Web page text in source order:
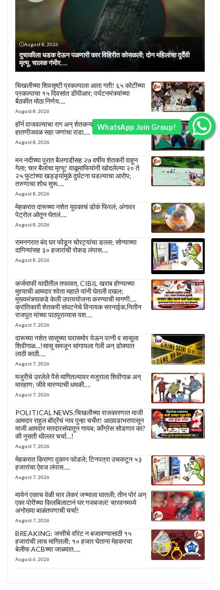
August 8, 2026
दुचाकीला धडक देऊन पळणारी कार विहिरीत कोसळली; दोन महिलांचा दुर्दैवी
मृत्यू, चालक गंभीर….
चिखलीच्या शिवसृष्टी प्रकल्पाला आता गती! ६५ कोटींच्या
प्रकल्पाचा १५ दिवसांत डीपीआर; पर्यटनमंत्र्यांच्या
बैठकीत मोठा निर्णय….
August 8, 2026
हॉर्न वाजवल्याचा राग अन् शेतकऱ्यांना बेदम मारहाण;
हातणीजवळ सहा जणांचा राडा….
August 8, 2026
मन नदीच्या पुरात बैलगाडीसह २७ वर्षीय शेतकरी वाहून
गेला; चार बैलांचा मृत्यू! वाळूमाफियांनी खोदलेल्या २० ते
२५ फुटांच्या खड्ड्यांमुळे दुर्घटना घडल्याचा आरोप;
तरुणाचा शोध सुरू….
August 8, 2026
मेहकरात दारूच्या नशेत युवकाचं डोकं फिरलं; अंगावर
पेट्रोल ओतून घेतलं….
August 8, 2026
रामनगरात बंद घर फोडून चोरट्यांचा डल्ला; सोन्याच्या
दागिन्यांसह ३० हजारांची रोकड लंपास….
August 8, 2026
कर्जमाफी यादीतील तफावत, CIBIL खराब होण्याच्या
मुद्द्याची आमदार श्वेता महाले यांनी घेतली दखल;
मुख्यमंत्र्याकडे केली उपाययोजना करण्याची मागणी….
क्रांतिकारी शेतकरी संघटनेचे विनायक सरनाईक,नितीन
राजपूत यांच्या पाठपुराव्यास यश….
August 7, 2026
दारूच्या नशेत सासूच्या घरासमोर येऊन पत्नी व सासूला
शिवीगाळ…!सासू समजून सांगायला गेली अन् डोक्यात
लाठी काठी….
August 7, 2026
मजुरीचे उरलेले पैसे मागितल्यावर मजुराला शिवीगाळ अन्
मारहाण; जीवे मारण्याची धमकी….
August 7, 2026
POLITICAL NEWS:चिखलीच्या राजकारणात माजी
आमदार राहुल बोंद्रेंचं नाव पुन्हा चर्चेत! आठवडाभरापासून
माजी आमदार मतदारसंघातून गायब; काँग्रेस सोडणार का?
की नुसती थील्लर चर्चा…!
August 7, 2026
मेहकरात किराणा दुकान फोडले; टिनपत्रा उचकटून ५३
हजारांचा ऐवज लंपास….
August 7, 2026
मायेनं एकाच वेळी चार लेकरं जन्माला घातली; तीन पोरं अन्
एका पोरीच्या किलबिलाटानं घर गजबजलं! चारवनमध्ये
अनोख्या बाळंतपणाची चर्चा!
August 7, 2026
BREAKING: जप्तीचे वॉरंट न बजावण्यासाठी १५
हजारांची लाच मागितली; १० हजार घेताना मेहकरचा
बेलीफ ACBच्या जाळ्यात….
August 6, 2026
WhatsApp Join Group!